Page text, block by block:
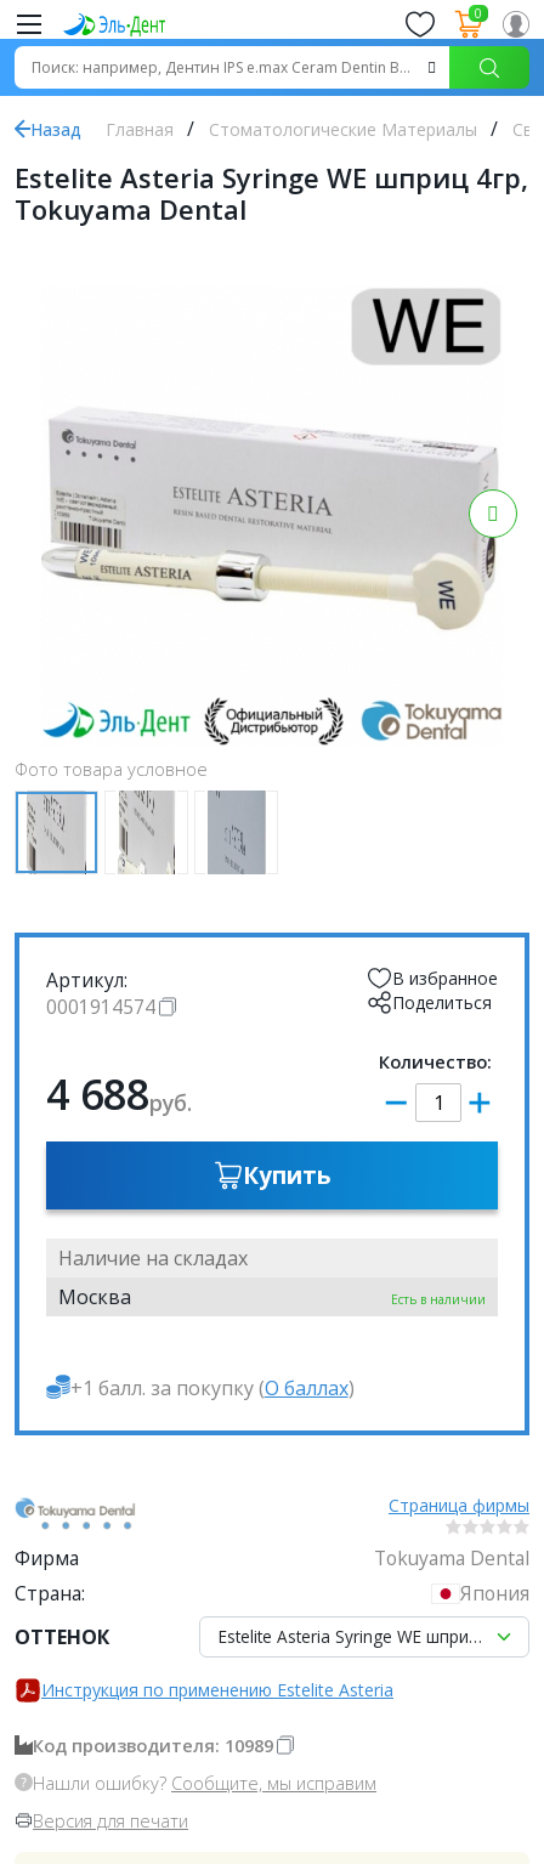
0
Назад Главная Стоматологические Материалы
Estelite Asteria Syringe WE шприц 4гр,
Tokuyama Dental
Фото товара условное
Артикул:
0001914574
В избранное
Поделиться
4 688руб.
Количество:
Купить
Наличие на складах
Москва
Есть в наличии
+1 балл. за покупку (О баллах)
Страница фирмы
Фирма
Tokuyama Dental
Страна:
Япония
ОТТЕНОК
Estelite Asteria Syringe WE шприц 4гр,
Инструкция по применению Estelite Asteria
Код производителя: 10989
Нашли ошибку? Сообщите, мы исправим
Версия для печати